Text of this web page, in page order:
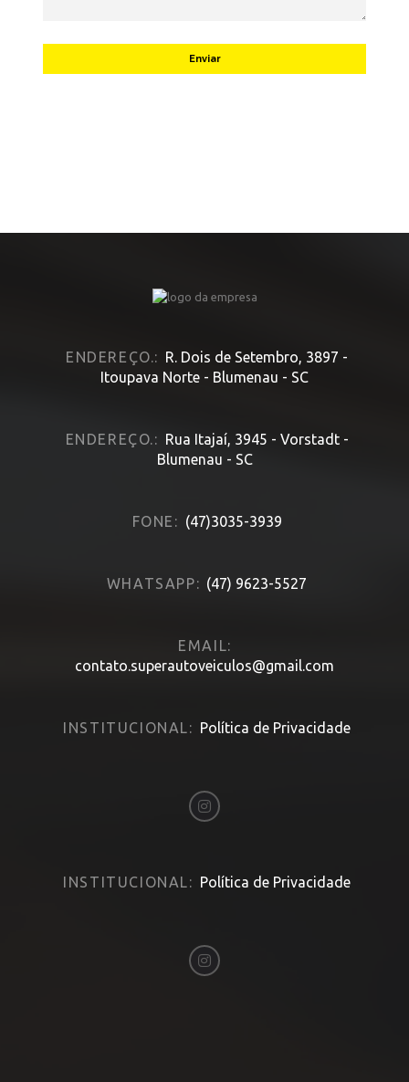
ENDEREÇO.: R. Dois de Setembro, 3897 -
Itoupava Norte - Blumenau - SC
ENDEREÇO.: Rua Itajaí, 3945 - Vorstadt -
Blumenau - SC
FONE: (47)3035-3939
WHATSAPP: (47) 9623-5527
EMAIL:
contato.superautoveiculos@gmail.com
INSTITUCIONAL: Política de Privacidade
INSTITUCIONAL: Política de Privacidade